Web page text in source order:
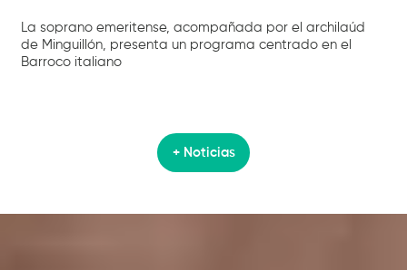
La soprano emeritense, acompañada por el archilaúd
de Minguillón, presenta un programa centrado en el
Barroco italiano
+ Noticias